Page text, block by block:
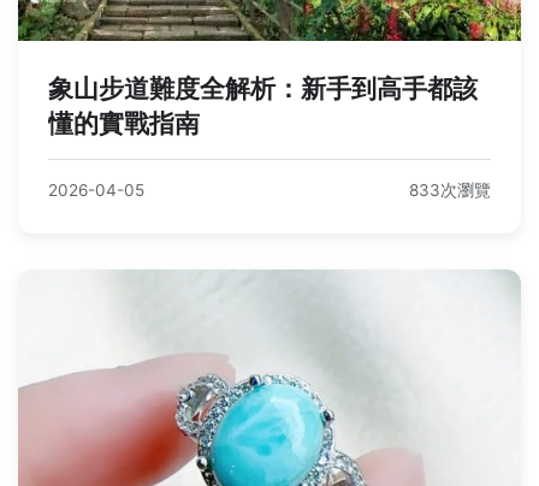
象山步道難度全解析：新手到高手都該
懂的實戰指南
2026-04-05 833次瀏覽